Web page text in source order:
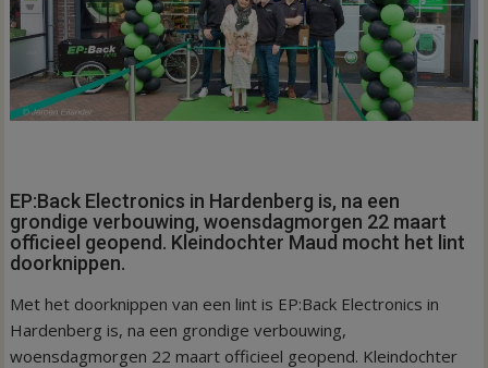
EP:Back Electronics in Hardenberg is, na een
grondige verbouwing, woensdagmorgen 22 maart
officieel geopend. Kleindochter Maud mocht het lint
doorknippen.
Met het doorknippen van een lint is EP:Back Electronics in
Hardenberg is, na een grondige verbouwing,
woensdagmorgen 22 maart officieel geopend. Kleindochter